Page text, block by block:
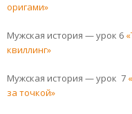
оригами»
Мужская история — урок 6
квиллинг»
Мужская история — урок 7
за точкой»